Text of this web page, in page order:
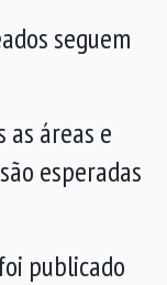
seguem
áreas e
esperadas
publicado